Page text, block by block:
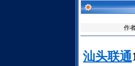
作
汕头联通